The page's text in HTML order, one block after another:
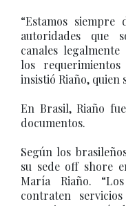
“Estamos
autoridades que
canales
los
insistió Riaño, quien
En Brasil, Riaño
documentos.
Según los
su sede off shore
María Riaño.
contraten